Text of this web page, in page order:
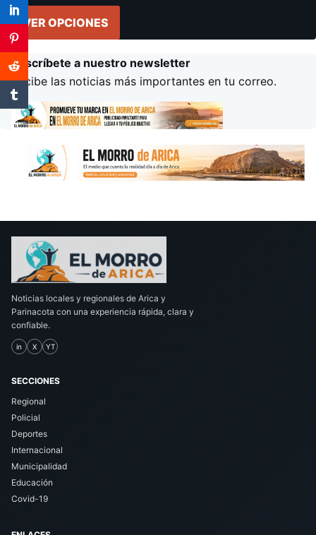
VER OPCIONES
Suscríbete a nuestro newsletter
Recibe las noticias más importantes en tu correo.
Noticias locales y regionales de Arica y
Parinacota con una experiencia rápida, clara y
confiable.
in X YT
SECCIONES
Regional
Policial
Deportes
Internacional
Municipalidad
Educación
Covid-19